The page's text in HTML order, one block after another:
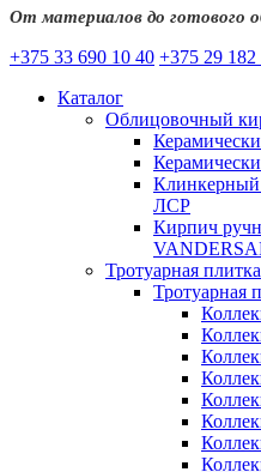
От материалов до готового
+375 33 690 10 40 +375 29 182
Каталог
Облицовочный
Клинкерный
ЛСР
Кирпич
Тротуарная плитка
Тротуарная